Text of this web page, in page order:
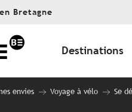
Bretagne
Destinations
envies Voyage à vélo Se